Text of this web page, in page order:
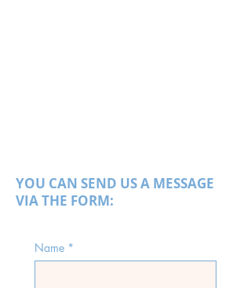
YOU CAN SEND US A MESSAGE
VIA THE FORM:
Name *